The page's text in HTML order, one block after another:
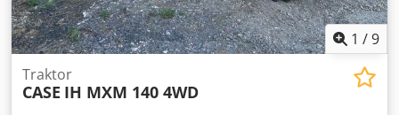
1 /9
Traktor
CASE IH MXM 140 4WD